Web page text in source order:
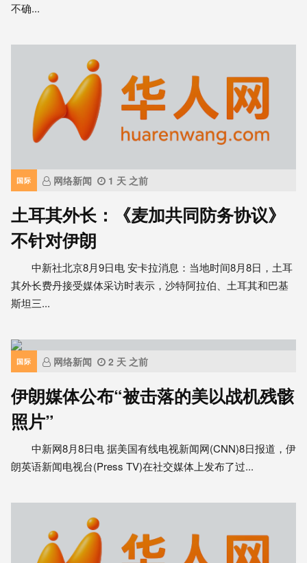
不确...
国际 网络新闻 1 天 之前
土耳其外长：《麦加共同防务协议》
不针对伊朗
中新社北京8月9日电 安卡拉消息：当地时间8月8日，土耳
其外长费丹接受媒体采访时表示，沙特阿拉伯、土耳其和巴基
斯坦三...
国际 网络新闻 2 天 之前
伊朗媒体公布“被击落的美以战机残骸
照片”
中新网8月8日电 据美国有线电视新闻网(CNN)8日报道，伊
朗英语新闻电视台(Press TV)在社交媒体上发布了过...